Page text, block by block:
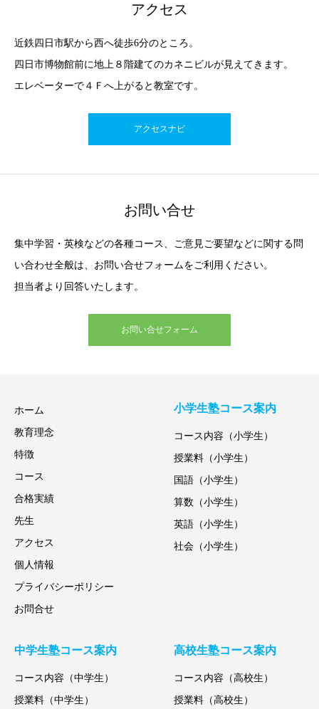
アクセス
近鉄四日市駅から西へ徒歩6分のところ。
四日市博物館前に地上８階建てのカネニビルが見えてきます。
エレベーターで４Ｆへ上がると教室です。
アクセスナビ
お問い合せ
集中学習・英検などの各種コース、ご意見ご要望などに関する問
い合わせ全般は、お問い合せフォームをご利用ください。
担当者より回答いたします。
お問い合せフォーム
ホーム
教育理念
特徴
コース
合格実績
先生
アクセス
個人情報
プライバシーポリシー
お問合せ
小学生塾コース案内
コース内容（小学生）
授業料（小学生）
国語（小学生）
算数（小学生）
英語（小学生）
社会（小学生）
中学生塾コース案内
コース内容（中学生）
授業料（中学生）
高校生塾コース案内
コース内容（高校生）
授業料（高校生）